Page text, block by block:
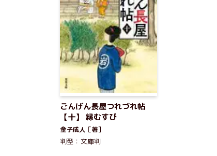
ごんげん長屋つれづれ帖
【十】 縁むすび
金子成人［著］
判型：文庫判